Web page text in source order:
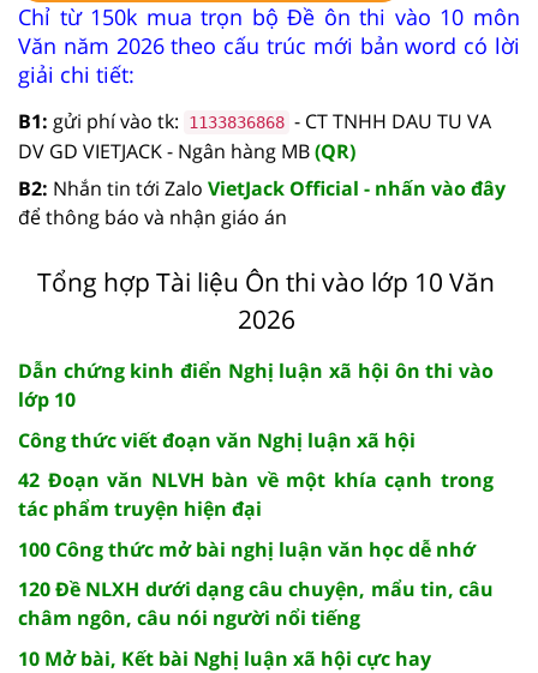
Chỉ từ 150k mua trọn bộ Đề ôn thi vào 10 môn
Văn năm 2026 theo cấu trúc mới bản word có lời
giải chi tiết:
B1: gửi phí vào tk: 1133836868 - CT TNHH DAU TU VA
DV GD VIETJACK - Ngân hàng MB(QR)
B2: Nhắn tin tới Zalo VietJack Official - nhấn vào đây
để thông báo và nhận giáo án
Tổng hợp Tài liệu Ôn thi vào lớp 10 Văn
2026
Dẫn chứng kinh điển Nghị luận xã hội ôn thi vào
lớp 10
Công thức viết đoạn văn Nghị luận xã hội
42 Đoạn văn NLVH bàn về một khía cạnh trong
tác phẩm truyện hiện đại
100 Công thức mở bài nghị luận văn học dễ nhớ
120 Đề NLXH dưới dạng câu chuyện, mẩu tin, câu
châm ngôn, câu nói người nổi tiếng
10 Mở bài, Kết bài Nghị luận xã hội cực hay